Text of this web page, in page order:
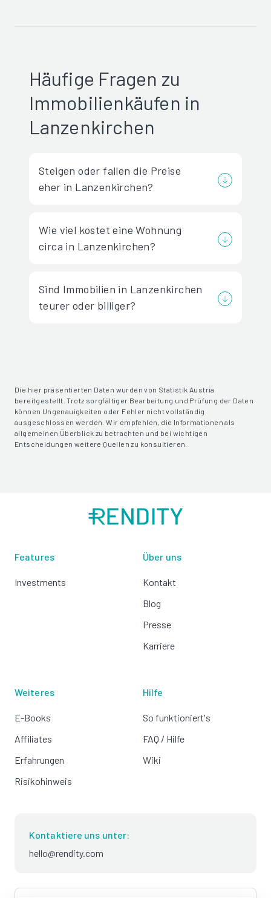
Häufige Fragen zu
Immobilienkäufen in
Lanzenkirchen
Steigen oder fallen die Preise
eher in Lanzenkirchen?
Wie viel kostet eine Wohnung
circa in Lanzenkirchen?
Sind Immobilien in Lanzenkirchen
teurer oder billiger?
Die hier präsentierten Daten wurden von Statistik Austria
bereitgestellt. Trotz sorgfältiger Bearbeitung und Prüfung der Daten
können Ungenauigkeiten oder Fehler nicht vollständig
ausgeschlossen werden. Wir empfehlen, die Informationen als
allgemeinen Überblick zu betrachten und bei wichtigen
Entscheidungen weitere Quellen zu konsultieren.
Features
Investments
Über uns
Kontakt
Blog
Presse
Karriere
Weiteres
E-Books
Affiliates
Erfahrungen
Risikohinweis
Hilfe
So funktioniert's
FAQ / Hilfe
Wiki
Kontaktiere uns unter:
hello@rendity.com
language